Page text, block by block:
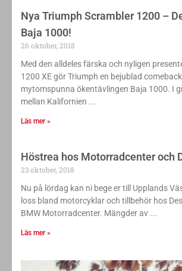
Nya Triumph Scrambler 1200 –
Baja 1000!
26 oktober, 2018
Med den alldeles färska och nyligen
1200 XE gör Triumph en bejublad
mytomspunna ökentävlingen Baja 1000. I
mellan Kalifornien
Läs mer »
Höstrea hos Motorradcenter och
23 oktober, 2018
Nu på lördag kan ni bege er till Upplands
loss bland motorcyklar och tillbehör hos
BMW Motorradcenter. Mängder av
Läs mer »